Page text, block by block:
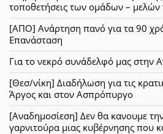
τοποθετήσεις των ομάδων – μελών
[ΑΠΟ] Ανάρτηση πανό για τα 90
Επανάσταση
Για το νεκρό συνάδελφό μας στην
[Θεσ/νίκη] Διαδήλωση για τις
Άργος και στον Ασπρόπυργο
[Αναδημοσίεση] Δεν θα κανουμε
γαρνιτούρα μιας κυβέρνησης που